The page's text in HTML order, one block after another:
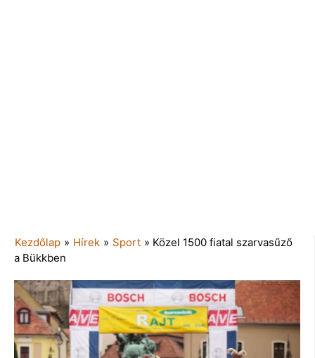
Kezdőlap » Hírek » Sport » Közel 1500 fiatal szarvasűző
a Bükkben